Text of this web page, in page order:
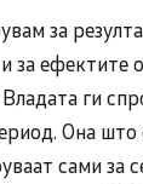
за
за ефектите
ги
Она што
сами за